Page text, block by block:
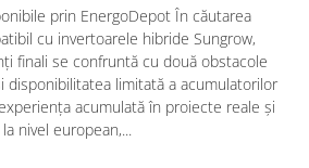
prin EnergoDepot În căutarea
cu invertoarele hibride Sungrow,
finali se confruntă cu două obstacole
disponibilitatea limitată a acumulatorilor
acumulată în proiecte reale și
nivel european,...